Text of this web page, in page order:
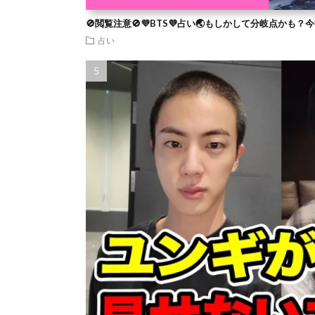
🚫閲覧注意🚫💜BTS💜占い🌏もしかして分岐点かも？
占い